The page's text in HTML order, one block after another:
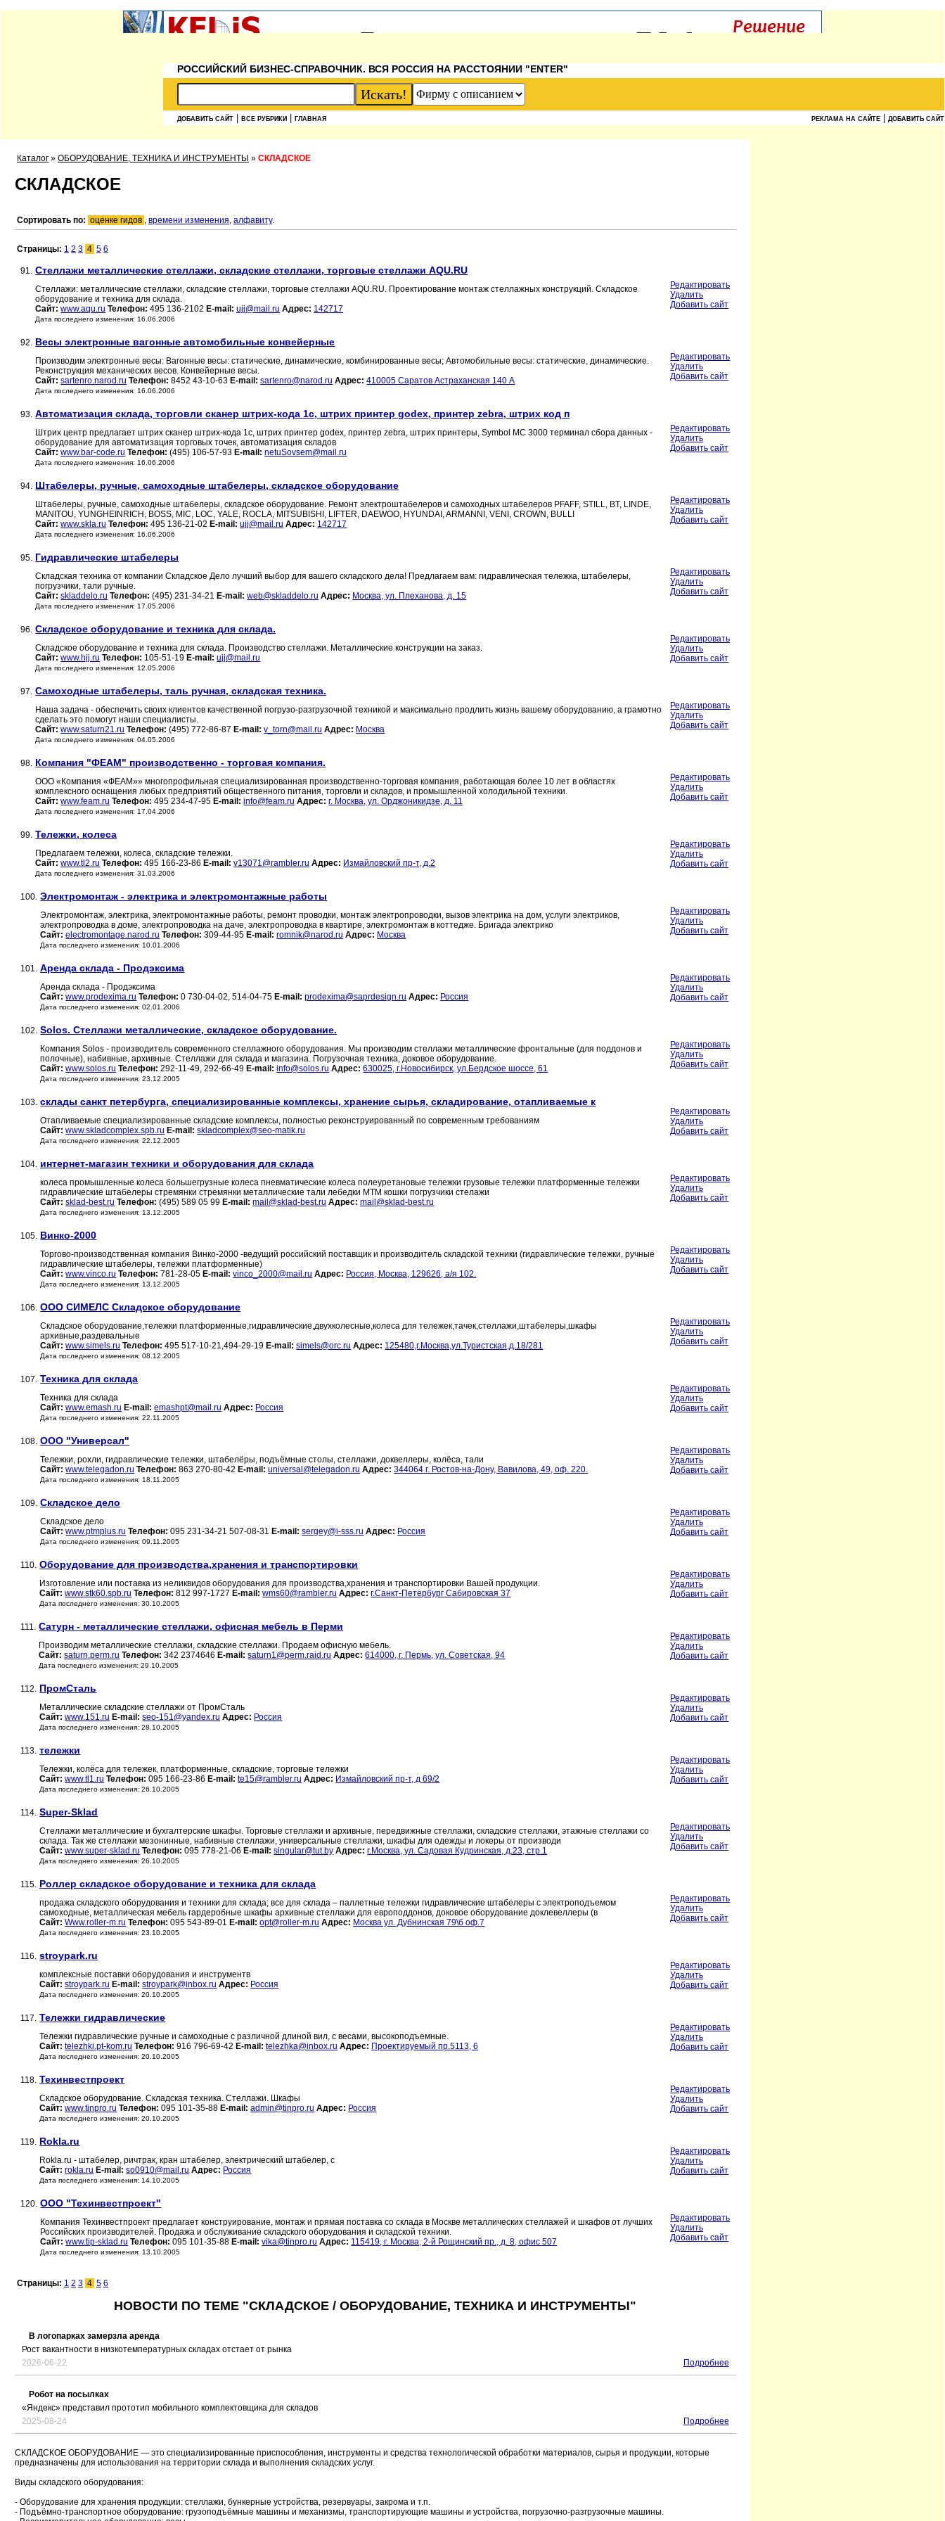
РОССИЙСКИЙ БИЗНЕС-СПРАВОЧНИК. ВСЯ РОССИЯ НА РАССТОЯНИИ "ENTER"
ДОБАВИТЬ САЙТ ВСЕ РУБРИКИ ГЛАВНАЯ РЕКЛАМА НА САЙТЕ ДОБАВИТЬ САЙТ
Каталог » ОБОРУДОВАНИЕ, ТЕХНИКА И ИНСТРУМЕНТЫ » СКЛАДСКОЕ
СКЛАДСКОЕ
Сортировать по: оценке гидов , времени изменения, алфавиту.
Страницы: 1 2 3 4 5 6
91. Стеллажи металлические стеллажи, складские стеллажи, торговые стеллажи AQU.RU
Стеллажи: металлические стеллажи, складские стеллажи, торговые стеллажи AQU.RU. Проектирование монтаж стеллажных конструкций. Складское
оборудование и техника для склада.
Сайт: www.aqu.ru Телефон: 495 136-2102 E-mail: ujj@mail.ru Адрес: 142717
Дата последнего изменения: 16.06.2006
Редактировать
Удалить
Добавить сайт
92. Весы электронные вагонные автомобильные конвейерные
Производим электронные весы: Вагонные весы: статические, динамические, комбинированные весы; Автомобильные весы: статические, динамические.
Реконструкция механических весов. Конвейерные весы.
Сайт: sartenro.narod.ru Телефон: 8452 43-10-63 E-mail: sartenro@narod.ru Адрес: 410005 Саратов Астраханская 140 А
Дата последнего изменения: 16.06.2006
Редактировать
Удалить
Добавить сайт
93. Автоматизация склада, торговли сканер штрих-кода 1с, штрих принтер godex, принтер zebra, штрих код п
Штрих центр предлагает штрих сканер штрих-кода 1с, штрих принтер godex, принтер zebra, штрих принтеры, Symbol MC 3000 терминал сбора данных -
оборудование для автоматизация торговых точек, автоматизация складов
Сайт: www.bar-code.ru Телефон: (495) 106-57-93 E-mail: netuSovsem@mail.ru
Дата последнего изменения: 16.06.2006
Редактировать
Удалить
Добавить сайт
94. Штабелеры, ручные, самоходные штабелеры, складское оборудование
Штабелеры, ручные, самоходные штабелеры, складское оборудование. Ремонт электроштабелеров и самоходных штабелеров PFAFF, STILL, BT, LINDE,
MANITOU, YUNGHEINRICH, BOSS, MIC, LOC, YALE, ROCLA, MITSUBISHI, LIFTER, DAEWOO, HYUNDAI, ARMANNI, VENI, CROWN, BULLI
Сайт: www.skla.ru Телефон: 495 136-21-02 E-mail: ujj@mail.ru Адрес: 142717
Дата последнего изменения: 16.06.2006
Редактировать
Удалить
Добавить сайт
95. Гидравлические штабелеры
Складская техника от компании Складское Дело лучший выбор для вашего складского дела! Предлагаем вам: гидравлическая тележка, штабелеры,
погрузчики, тали ручные.
Сайт: skladdelo.ru Телефон: (495) 231-34-21 E-mail: web@skladdelo.ru Адрес: Москва, ул. Плеханова, д. 15
Дата последнего изменения: 17.05.2006
Редактировать
Удалить
Добавить сайт
96. Складское оборудование и техника для склада.
Складское оборудование и техника для склада. Производство стеллажи. Металлические конструкции на заказ.
Сайт: www.hjj.ru Телефон: 105-51-19 E-mail: ujj@mail.ru
Дата последнего изменения: 12.05.2006
Редактировать
Удалить
Добавить сайт
97. Самоходные штабелеры, таль ручная, складская техника.
Наша задача - обеспечить своих клиентов качественной погрузо-разгрузочной техникой и максимально продлить жизнь вашему оборудованию, а грамотно
сделать это помогут наши специалисты.
Сайт: www.saturn21.ru Телефон: (495) 772-86-87 E-mail: v_torn@mail.ru Адрес: Москва
Дата последнего изменения: 04.05.2006
Редактировать
Удалить
Добавить сайт
98. Компания "ФЕАМ" производственно - торговая компания.
ООО «Компания «ФЕАМ»» многопрофильная специализированная производственно-торговая компания, работающая более 10 лет в областях
комплексного оснащения любых предприятий общественного питания, торговли и складов, и промышленной холодильной техники.
Сайт: www.feam.ru Телефон: 495 234-47-95 E-mail: info@feam.ru Адрес: г. Москва, ул. Орджоникидзе, д. 11
Дата последнего изменения: 17.04.2006
Редактировать
Удалить
Добавить сайт
99. Тележки, колеса
Предлагаем тележки, колеса, складские тележки.
Сайт: www.tl2.ru Телефон: 495 166-23-86 E-mail: v13071@rambler.ru Адрес: Измайловский пр-т, д.2
Дата последнего изменения: 31.03.2006
Редактировать
Удалить
Добавить сайт
100. Электромонтаж - электрика и электромонтажные работы
Электромонтаж, электрика, электромонтажные работы, ремонт проводки, монтаж электропроводки, вызов электрика на дом, услуги электриков,
электропроводка в доме, электропроводка на даче, электропроводка в квартире, электромонтаж в коттедже. Бригада электрико
Сайт: electromontage.narod.ru Телефон: 309-44-95 E-mail: romnik@narod.ru Адрес: Москва
Дата последнего изменения: 10.01.2006
Редактировать
Удалить
Добавить сайт
101. Аренда склада - Продэксима
Аренда склада - Продэксима
Сайт: www.prodexima.ru Телефон: 0 730-04-02, 514-04-75 E-mail: prodexima@saprdesign.ru Адрес: Россия
Дата последнего изменения: 02.01.2006
Редактировать
Удалить
Добавить сайт
102. Solos. Стеллажи металлические, складское оборудование.
Компания Solos - производитель современного стеллажного оборудования. Мы производим стеллажи металлические фронтальные (для поддонов и
полочные), набивные, архивные. Стеллажи для склада и магазина. Погрузочная техника, доковое оборудование.
Сайт: www.solos.ru Телефон: 292-11-49, 292-66-49 E-mail: info@solos.ru Адрес: 630025, г.Новосибирск, ул.Бердское шоссе, 61
Дата последнего изменения: 23.12.2005
Редактировать
Удалить
Добавить сайт
103. склады санкт петербурга, специализированные комплексы, хранение сырья, складирование, отапливаемые к
Отапливаемые специализированные складские комплексы, полностью реконструированный по современным требованиям
Сайт: www.skladcomplex.spb.ru E-mail: skladcomplex@seo-matik.ru
Дата последнего изменения: 22.12.2005
Редактировать
Удалить
Добавить сайт
104. интернет-магазин техники и оборудования для склада
колеса промышленные колеса большегрузные колеса пневматические колеса полеуретановые тележки грузовые тележки платформенные тележки
гидравлические штабелеры стремянки стремянки металлические тали лебедки МТМ кошки погрузчики стелажи
Сайт: sklad-best.ru Телефон: (495) 589 05 99 E-mail: mail@sklad-best.ru Адрес: mail@sklad-best.ru
Дата последнего изменения: 13.12.2005
Редактировать
Удалить
Добавить сайт
105. Винко-2000
Торгово-производственная компания Винко-2000 -ведущий российский поставщик и производитель складской техники (гидравлические тележки, ручные
гидравлические штабелеры, тележки платформенные)
Сайт: www.vinco.ru Телефон: 781-28-05 E-mail: vinco_2000@mail.ru Адрес: Россия, Москва, 129626, а/я 102.
Дата последнего изменения: 13.12.2005
Редактировать
Удалить
Добавить сайт
106. ООО СИМЕЛС Складское оборудование
Складское оборудование,тележки платформенные,гидравлические,двухколесные,колеса для тележек,тачек,стеллажи,штабелеры,шкафы
архивные,раздевальные
Сайт: www.simels.ru Телефон: 495 517-10-21,494-29-19 E-mail: simels@orc.ru Адрес: 125480,г.Москва,ул.Туристская,д.18/281
Дата последнего изменения: 08.12.2005
Редактировать
Удалить
Добавить сайт
107. Техника для склада
Техника для склада
Сайт: www.emash.ru E-mail: emashpt@mail.ru Адрес: Россия
Дата последнего изменения: 22.11.2005
Редактировать
Удалить
Добавить сайт
108. ООО "Универсал"
Тележки, рохли, гидравлические тележки, штабелёры, подъёмные столы, стеллажи, доквеллеры, колёса, тали
Сайт: www.telegadon.ru Телефон: 863 270-80-42 E-mail: universal@telegadon.ru Адрес: 344064 г. Ростов-на-Дону, Вавилова, 49, оф. 220.
Дата последнего изменения: 18.11.2005
Редактировать
Удалить
Добавить сайт
109. Складское дело
Складское дело
Сайт: www.ptmplus.ru Телефон: 095 231-34-21 507-08-31 E-mail: sergey@i-sss.ru Адрес: Россия
Дата последнего изменения: 09.11.2005
Редактировать
Удалить
Добавить сайт
110. Оборудование для производства,хранения и транспортировки
Изготовление или поставка из неликвидов оборудования для производства,хранения и транспортировки Вашей продукции.
Сайт: www.stk60.spb.ru Телефон: 812 997-1727 E-mail: wms60@rambler.ru Адрес: г.Санкт-Петербург Сабировская 37
Дата последнего изменения: 30.10.2005
Редактировать
Удалить
Добавить сайт
111. Сатурн - металлические стеллажи, офисная мебель в Перми
Производим металлические стеллажи, складские стеллажи. Продаем офисную мебель.
Сайт: saturn.perm.ru Телефон: 342 2374646 E-mail: saturn1@perm.raid.ru Адрес: 614000, г. Пермь, ул. Советская, 94
Дата последнего изменения: 29.10.2005
Редактировать
Удалить
Добавить сайт
112. ПромСталь
Металлические складские стеллажи от ПромСталь
Сайт: www.151.ru E-mail: seo-151@yandex.ru Адрес: Россия
Дата последнего изменения: 28.10.2005
Редактировать
Удалить
Добавить сайт
113. тележки
Тележки, колёса для тележек, платформенные, складские, торговые тележки
Сайт: www.tl1.ru Телефон: 095 166-23-86 E-mail: te15@rambler.ru Адрес: Измайловский пр-т, д 69/2
Дата последнего изменения: 26.10.2005
Редактировать
Удалить
Добавить сайт
114. Super-Sklad
Стеллажи металлические и бухгалтерские шкафы. Торговые стеллажи и архивные, передвижные стеллажи, складские стеллажи, этажные стеллажи со
склада. Так же стеллажи мезонинные, набивные стеллажи, универсальные стеллажи, шкафы для одежды и локеры от производи
Сайт: www.super-sklad.ru Телефон: 095 778-21-06 E-mail: singular@tut.by Адрес: г.Москва, ул. Садовая Кудринская, д.23, стр.1
Дата последнего изменения: 26.10.2005
Редактировать
Удалить
Добавить сайт
115. Роллер складское оборудование и техника для склада
продажа складского оборудования и техники для склада; все для склада – паллетные тележки гидравлические штабелеры с электроподъемом
самоходные, металлическая мебель гардеробные шкафы архивные стеллажи для европоддонов, доковое оборудование доклевеллеры (в
Сайт: Www.roller-m.ru Телефон: 095 543-89-01 E-mail: opt@roller-m.ru Адрес: Москва ул. Дубнинская 79\б оф.7
Дата последнего изменения: 23.10.2005
Редактировать
Удалить
Добавить сайт
116. stroypark.ru
комплексные поставки оборудования и инструментв
Сайт: stroypark.ru E-mail: stroypark@inbox.ru Адрес: Россия
Дата последнего изменения: 20.10.2005
Редактировать
Удалить
Добавить сайт
117. Тележки гидравлические
Тележки гидравлические ручные и самоходные с различной длиной вил, с весами, высокоподъемные.
Сайт: telezhki.pt-kom.ru Телефон: 916 796-69-42 E-mail: telezhka@inbox.ru Адрес: Проектируемый пр.5113, 6
Дата последнего изменения: 20.10.2005
Редактировать
Удалить
Добавить сайт
118. Техинвестпроект
Складское оборудование. Складская техника. Стеллажи. Шкафы
Сайт: www.tinpro.ru Телефон: 095 101-35-88 E-mail: admin@tinpro.ru Адрес: Россия
Дата последнего изменения: 20.10.2005
Редактировать
Удалить
Добавить сайт
119. Rokla.ru
Rokla.ru - штабелер, ричтрак, кран штабелер, электрический штабелер, с
Сайт: rokla.ru E-mail: so0910@mail.ru Адрес: Россия
Дата последнего изменения: 14.10.2005
Редактировать
Удалить
Добавить сайт
120. ООО "Техинвестпроект"
Компания Техинвестпроект предлагает конструирование, монтаж и прямая поставка со склада в Москве металлических стеллажей и шкафов от лучших
Российских производителей. Продажа и обслуживание складского оборудования и складской техники.
Сайт: www.tip-sklad.ru Телефон: 095 101-35-88 E-mail: vika@tinpro.ru Адрес: 115419, г. Москва, 2-й Рощинский пр., д. 8, офис 507
Дата последнего изменения: 13.10.2005
Редактировать
Удалить
Добавить сайт
Страницы: 1 2 3 4 5 6
НОВОСТИ ПО ТЕМЕ "СКЛАДСКОЕ / ОБОРУДОВАНИЕ, ТЕХНИКА И ИНСТРУМЕНТЫ"
В логопарках замерзла аренда
Рост вакантности в низкотемпературных складах отстает от рынка
2026-06-22
Подробнее
Робот на посылках
«Яндекс» представил прототип мобильного комплектовщика для складов
2025-08-24
Подробнее
СКЛАДСКОЕ ОБОРУДОВАНИЕ — это специализированные приспособления, инструменты и средства технологической обработки материалов, сырья и продукции, которые
предназначены для использования на территории склада и выполнения складских услуг.
Виды складского оборудования:
- Оборудование для хранения продукции: стеллажи, бункерные устройства, резервуары, закрома и т.п.
- Подъёмно-транспортное оборудование: грузоподъёмные машины и механизмы, транспортирующие машины и устройства, погрузочно-разгрузочные машины.